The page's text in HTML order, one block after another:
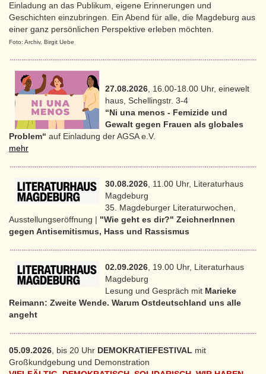
Einladung an das Publikum, eigene Erinnerungen und
Geschichten einzubringen. Ein Abend für alle, die Magdeburg aus
einer ganz persönlichen Perspektive erleben möchten.
Foto: Archiv, Birgit Uebe
27.08.2026 , 16.00-18.00 Uhr, einewelt
haus, Schellingstr. 3-4
“Ni una menos - Femizide und
Gewalt gegen Frauen als globales
Problem“ auf Einladung der AGSA e.V.
mehr
30.08.2026 , 11.00 Uhr, Literaturhaus
Magdeburg
35. Magdeburger Literaturwochen,
Ausstellungseröffnung | "Wie geht es dir?" ZeichnerInnen
gegen Antisemitismus, Hass und Rassismus
02.09.2026 , 19.00 Uhr, Literaturhaus
Magdeburg
Lesung und Gespräch mit Marieke
Reimann: Zweite Wende. Warum Ostdeutschland uns alle
angeht
05.09.2026 , bis 20 Uhr DEMOKRATIEFESTIVAL mit
Großkundgebung und Demonstration